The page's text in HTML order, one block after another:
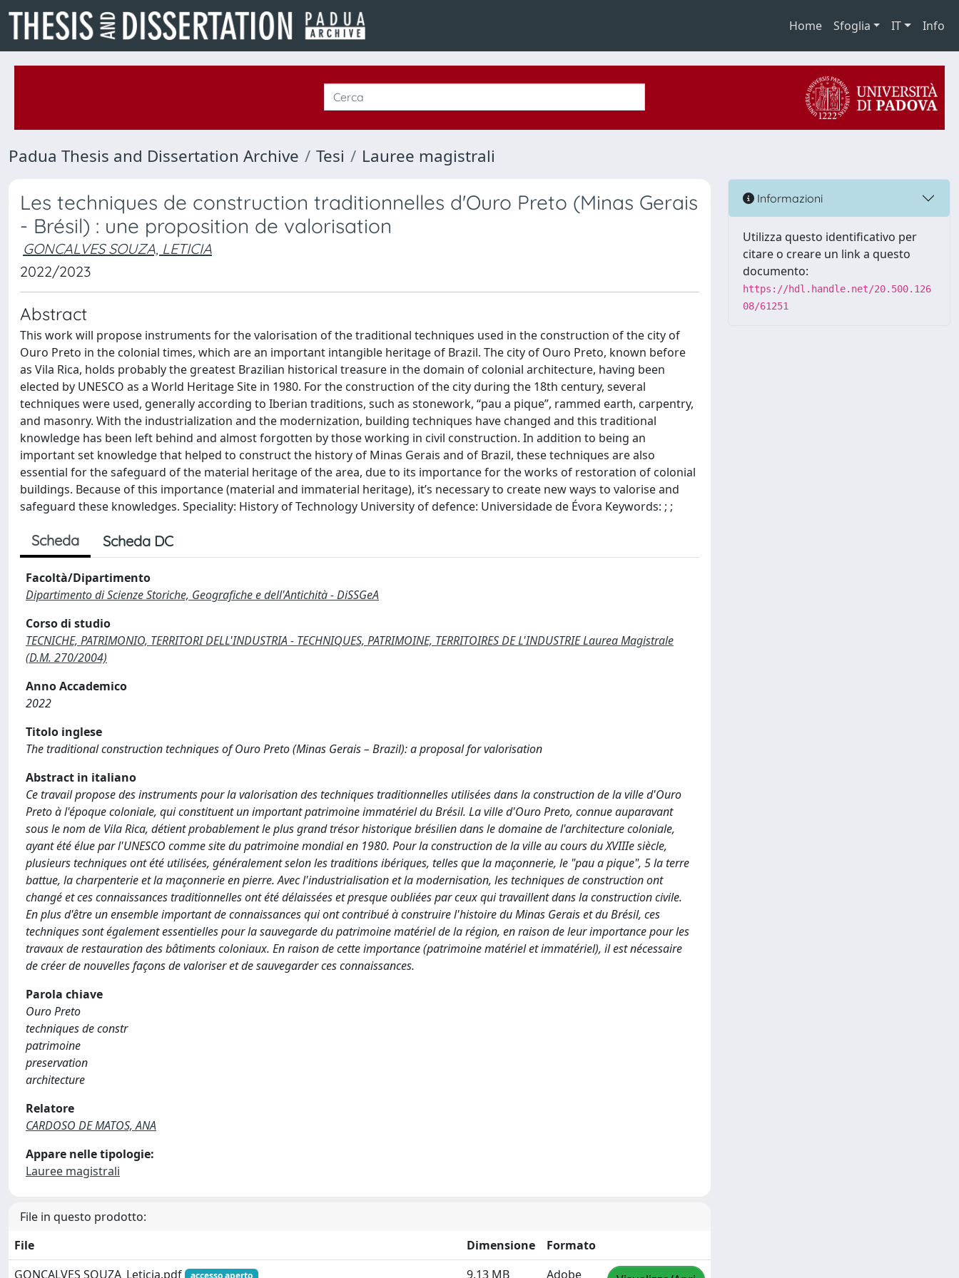
Home Sfoglia IT Info
Padua Thesis and Dissertation Archive Tesi Lauree magistrali
Les techniques de construction traditionnelles d'Ouro Preto (Minas Gerais
- Brésil) : une proposition de valorisation
GONCALVES SOUZA, LETICIA
2022/2023
Abstract
This work will propose instruments for the valorisation of the traditional techniques used in the construction of the city of
Ouro Preto in the colonial times, which are an important intangible heritage of Brazil. The city of Ouro Preto, known before
as Vila Rica, holds probably the greatest Brazilian historical treasure in the domain of colonial architecture, having been
elected by UNESCO as a World Heritage Site in 1980. For the construction of the city during the 18th century, several
techniques were used, generally according to Iberian traditions, such as stonework, “pau a pique”, rammed earth, carpentry,
and masonry. With the industrialization and the modernization, building techniques have changed and this traditional
knowledge has been left behind and almost forgotten by those working in civil construction. In addition to being an
important set knowledge that helped to construct the history of Minas Gerais and of Brazil, these techniques are also
essential for the safeguard of the material heritage of the area, due to its importance for the works of restoration of colonial
buildings. Because of this importance (material and immaterial heritage), it’s necessary to create new ways to valorise and
safeguard these knowledges. Speciality: History of Technology University of defence: Universidade de Évora Keywords: ; ;
Scheda Scheda DC
Facoltà/Dipartimento
Dipartimento di Scienze Storiche, Geografiche e dell'Antichità - DiSSGeA
Corso di studio
TECNICHE, PATRIMONIO, TERRITORI DELL'INDUSTRIA - TECHNIQUES, PATRIMOINE, TERRITOIRES DE L'INDUSTRIE Laurea Magistrale
(D.M. 270/2004)
Anno Accademico
2022
Titolo inglese
The traditional construction techniques of Ouro Preto (Minas Gerais – Brazil): a proposal for valorisation
Abstract in italiano
Ce travail propose des instruments pour la valorisation des techniques traditionnelles utilisées dans la construction de la ville d'Ouro
Preto à l'époque coloniale, qui constituent un important patrimoine immatériel du Brésil. La ville d'Ouro Preto, connue auparavant
sous le nom de Vila Rica, détient probablement le plus grand trésor historique brésilien dans le domaine de l'architecture coloniale,
ayant été élue par l'UNESCO comme site du patrimoine mondial en 1980. Pour la construction de la ville au cours du XVIIIe siècle,
plusieurs techniques ont été utilisées, généralement selon les traditions ibériques, telles que la maçonnerie, le "pau a pique", 5 la terre
battue, la charpenterie et la maçonnerie en pierre. Avec l'industrialisation et la modernisation, les techniques de construction ont
changé et ces connaissances traditionnelles ont été délaissées et presque oubliées par ceux qui travaillent dans la construction civile.
En plus d'être un ensemble important de connaissances qui ont contribué à construire l'histoire du Minas Gerais et du Brésil, ces
techniques sont également essentielles pour la sauvegarde du patrimoine matériel de la région, en raison de leur importance pour les
travaux de restauration des bâtiments coloniaux. En raison de cette importance (patrimoine matériel et immatériel), il est nécessaire
de créer de nouvelles façons de valoriser et de sauvegarder ces connaissances.
Parola chiave
Ouro Preto
techniques de constr
patrimoine
preservation
architecture
Relatore
CARDOSO DE MATOS, ANA
Appare nelle tipologie:
Lauree magistrali
File in questo prodotto:
File
Dimensione
Formato
GONCALVES SOUZA_Leticia.pdf
accesso aperto 9.13 MB Adobe
Informazioni
Utilizza questo identificativo per
citare o creare un link a questo
documento:
https://hdl.handle.net/20.500.126
08/61251